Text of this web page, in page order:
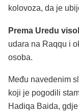
kolovoza, da je
Prema Uredu
udara na Raqqu i
osoba.
Među navedenim
koji je pogodili
Hadiqa Baida,